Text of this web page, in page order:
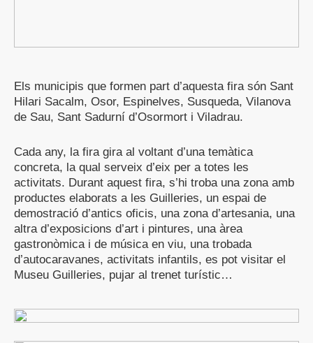
Els municipis que formen part d’aquesta fira són Sant
Hilari Sacalm, Osor, Espinelves, Susqueda, Vilanova
de Sau, Sant Sadurní d’Osormort i Viladrau.
Cada any, la fira gira al voltant d’una temàtica
concreta, la qual serveix d’eix per a totes les
activitats. Durant aquest fira, s’hi troba una zona amb
productes elaborats a les Guilleries, un espai de
demostració d’antics oficis, una zona d’artesania, una
altra d’exposicions d’art i pintures, una àrea
gastronòmica i de música en viu, una trobada
d’autocaravanes, activitats infantils, es pot visitar el
Museu Guilleries, pujar al trenet turístic…